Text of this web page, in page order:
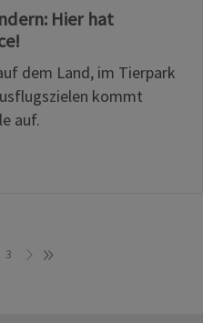
Hier hat
dem Land, im Tierpark
kommt
auf.
3